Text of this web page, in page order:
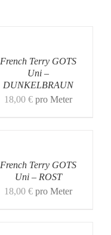
French Terry GOTS
Uni –
DUNKELBRAUN
18,00 € pro Meter
French Terry GOTS
Uni – ROST
18,00 € pro Meter